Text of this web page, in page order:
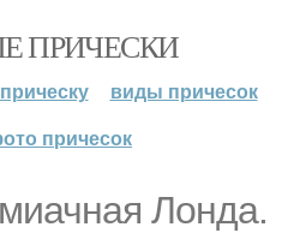
ПРИЧЕСКИ
виды причесок
причесок
Лонда.